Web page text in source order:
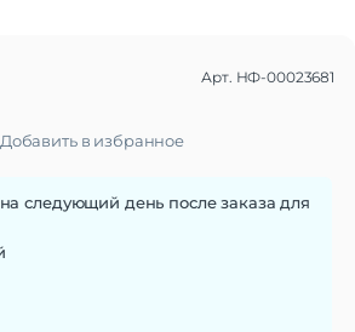
Арт. НФ-00023681
Добавить в избранное
следующий день после заказа для